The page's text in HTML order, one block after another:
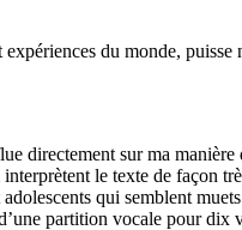
du monde,
directement sur ma
le texte de façon
qui semblent
partition vocale pour dix